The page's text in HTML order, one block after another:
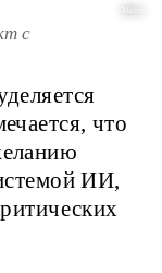
Metro
с
что
ИИ,